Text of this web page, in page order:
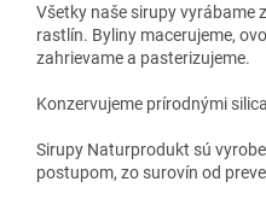
Všetky naše sirupy vyrábame
rastlín. Byliny macerujeme,
zahrievame a pasterizujeme.
Konzervujeme prírodnými
Sirupy Naturprodukt sú
postupom, zo surovín od